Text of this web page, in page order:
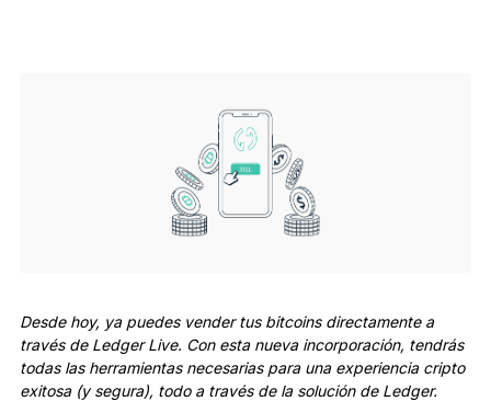
Ver todos los productos
Comparar signers Ledger
Desde hoy, ya puedes vender tus bitcoins directamente a
través de Ledger Live. Con esta nueva incorporación, tendrás
todas las herramientas necesarias para una experiencia cripto
exitosa (y segura), todo a través de la solución de Ledger.